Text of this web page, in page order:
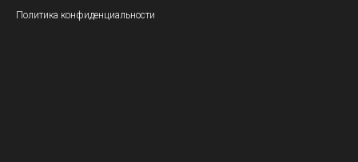
Политика конфиденциальности